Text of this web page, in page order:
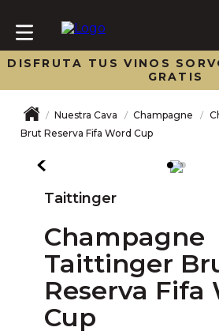
DISFRUTA TUS VINOS
GRATIS
Nuestra Cava Champagne
Brut Reserva Fifa Word Cup
Taittinger
Champagne
Taittinger
Reserva Fifa
Cup